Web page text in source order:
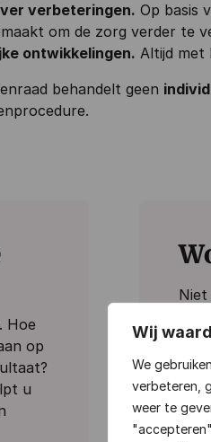
Wij
We
verbeteren,
weer te
verbeteringen. Op basis
om de zorg verder te
ontwikkelingen. Altijd met
behandelt geen
Hoe
op
u
Wat